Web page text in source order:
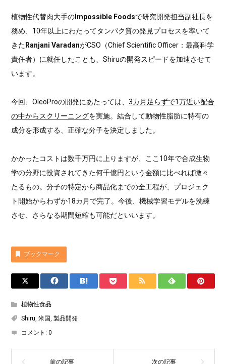
植物性代替肉大手の Impossible Foodsで研究開発担当副社長を
務め、10年以上にわたってタンパク質の発見プロセスを率いて
きた Ranjani VaradanがCSO（Chief Scientific Officer：最高科学
責任者）に就任したことも、Shiruの開発スピードを加速させて
います。
今回、OleoProの開発にあたっては、3カ月足らずで1万近い配合
の中からスクリーニングを実施。結合して動物性脂肪に特有の
成分を形成する、正確な分子を決定しました。
かかったコストは数千万円に上りますが、ここ10年で合成生物
学の分野に投資されてきた何千億円という金額に比べれば微々
たるもの。分子の特定から商品化までの全工程が、プロジェク
ト開始からわずか18カ月で完了。今後、機械学習モデルを洗練
させ、さらなる期間短縮も可能だといいます。
ブックマーク
植物性食品
Shiru,米国,製品開発
コメント:0